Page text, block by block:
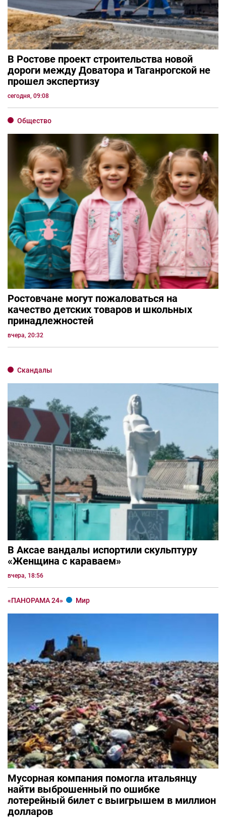
В Ростове проект строительства новой
дороги между Доватора и Таганрогской не
прошел экспертизу
сегодня, 09:08
Общество
Ростовчане могут пожаловаться на
качество детских товаров и школьных
принадлежностей
вчера, 20:32
Скандалы
В Аксае вандалы испортили скульптуру
«Женщина с караваем»
вчера, 18:56
«ПАНОРАМА 24» Мир
Мусорная компания помогла итальянцу
найти выброшенный по ошибке
лотерейный билет с выигрышем в миллион
долларов